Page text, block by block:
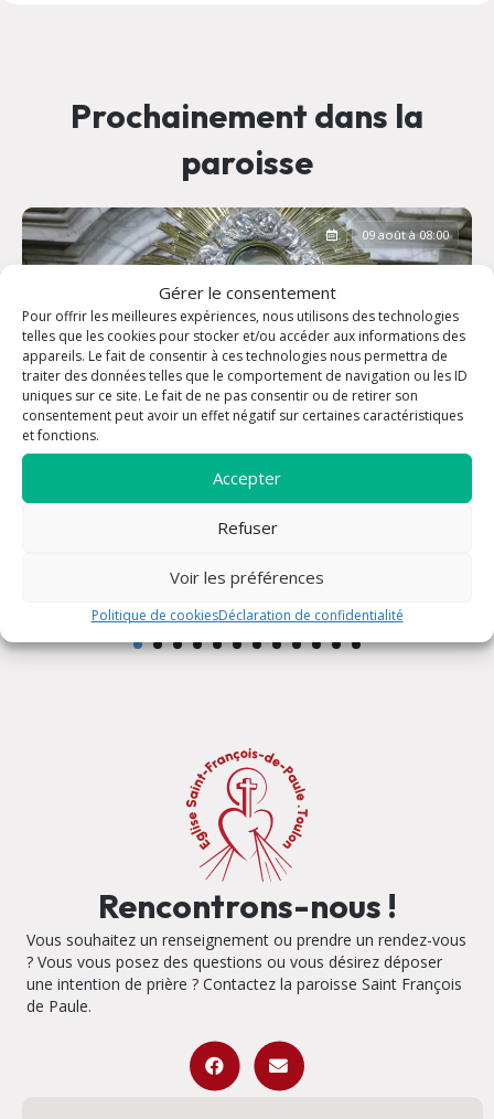
Gérer le consentement
Pour offrir les meilleures expériences, nous utilisons des technologies
telles que les cookies pour stocker et/ou accéder aux informations des
appareils. Le fait de consentir à ces technologies nous permettra de
traiter des données telles que le comportement de navigation ou les ID
uniques sur ce site. Le fait de ne pas consentir ou de retirer son
consentement peut avoir un effet négatif sur certaines caractéristiques
et fonctions.
Accepter
Refuser
Voir les préférences
Politique de cookiesDéclaration de confidentialité
Prochainement dans la
paroisse
Adoration eucharistique
09 août à 08:00
Rencontrons-nous !
Vous souhaitez un renseignement ou prendre un rendez-vous
? Vous vous posez des questions ou vous désirez déposer
une intention de prière ? Contactez la paroisse Saint François
de Paule.